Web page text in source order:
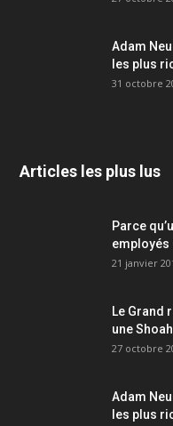
Adam
les plus
31 octobre
Articles les plus lus
Parce
employés
21 janvier
Le Grand
une
27 octobre
Adam
les plus